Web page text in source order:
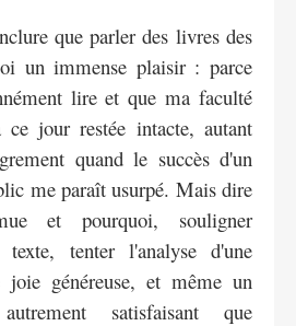
que parler des livres des
un immense plaisir : parce
lire et que ma faculté
jour restée intacte, autant
quand le succès d'un
me paraît usurpé. Mais dire
et pourquoi, souligner
tenter l'analyse d'une
joie généreuse, et même un
satisfaisant que